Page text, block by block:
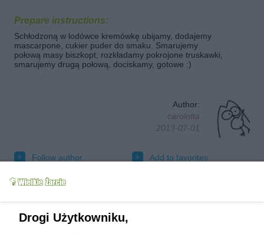
Prepare instructions:
Schłodzoną w lodówce kremówkę ubijamy, dodajemy
mascarpone, cukier puder do smaku. Smarujemy
połową masy biszkopt, rozkładamy pokrojone truskawki,
smarujemy drugą połową, dociskamy, gotowe :)
Author:
carolotta
2013-07-01
Follow author
Add to favorites
Print
Drogi Użytkowniku,